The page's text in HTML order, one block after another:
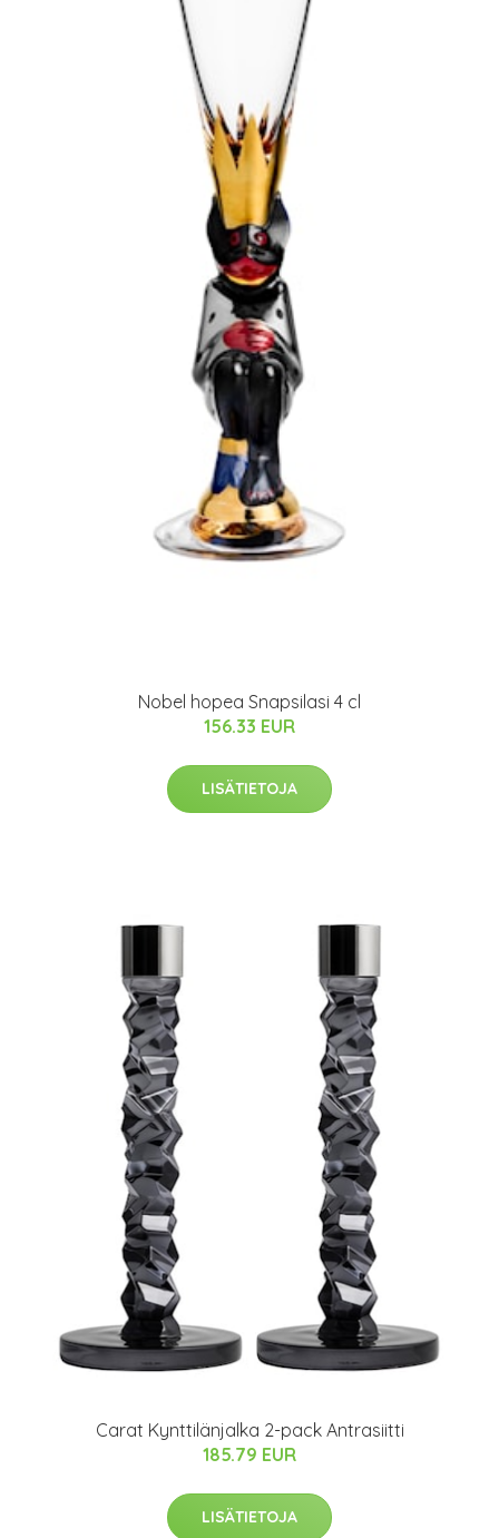
Nobel hopea Snapsilasi 4 cl
156.33 EUR
LISÄTIETOJA
Carat Kynttilänjalka 2-pack Antrasiitti
185.79 EUR
LISÄTIETOJA